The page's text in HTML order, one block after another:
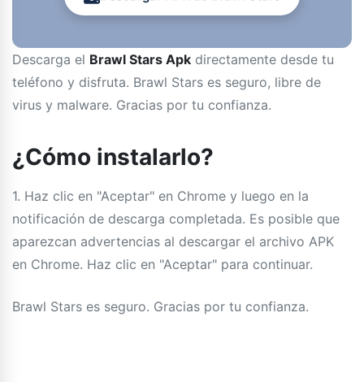
Descarga el Brawl Stars Apk directamente desde tu
teléfono y disfruta. Brawl Stars es seguro, libre de
virus y malware. Gracias por tu confianza.
¿Cómo instalarlo?
1. Haz clic en "Aceptar" en Chrome y luego en la
notificación de descarga completada. Es posible que
aparezcan advertencias al descargar el archivo APK
en Chrome. Haz clic en "Aceptar" para continuar.
Brawl Stars es seguro. Gracias por tu confianza.